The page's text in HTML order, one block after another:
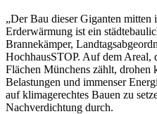
„Der Bau dieser Giganten mitten
Erderwärmung ist ein
Brannekämper,
HochhausSTOP. Auf dem Areal,
Flächen Münchens zählt,
Belastungen und immenser
auf klimagerechtes Bauen zu
Nachverdichtung durch.